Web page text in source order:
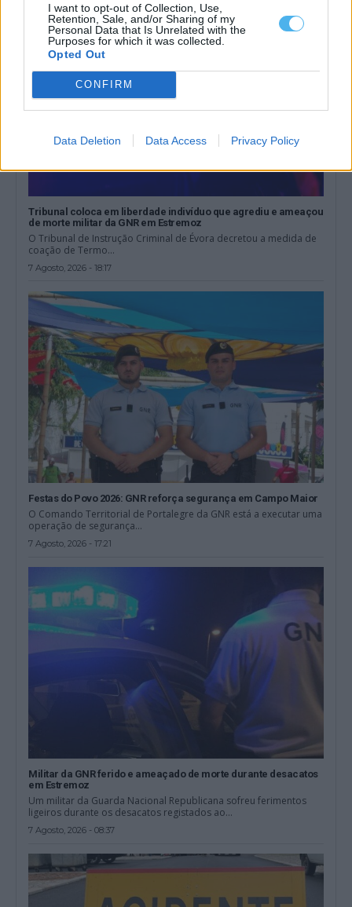
I want to opt-out of Collection, Use,
Retention, Sale, and/or Sharing of my
Personal Data that Is Unrelated with the
Purposes for which it was collected.
Opted Out
CONFIRM
Data Deletion Data Access Privacy Policy
Tribunal coloca em liberdade indivíduo que agrediu e ameaçou
de morte militar da GNR em Estremoz
O Tribunal de Instrução Criminal de Évora decretou a medida de
coação de Termo...
7 Agosto, 2026 - 18:17
Festas do Povo 2026: GNR reforça segurança em Campo Maior
O Comando Territorial de Portalegre da GNR está a executar uma
operação de segurança...
7 Agosto, 2026 - 17:21
Militar da GNR ferido e ameaçado de morte durante desacatos
em Estremoz
Um militar da Guarda Nacional Republicana sofreu ferimentos
ligeiros durante os desacatos registados ao...
7 Agosto, 2026 - 08:37